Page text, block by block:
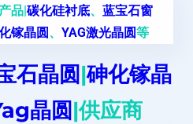
品|碳化硅衬底、 蓝宝石窗
镓晶圆、 YAG激光晶圆等
石晶圆|砷化镓晶
晶圆|供应商